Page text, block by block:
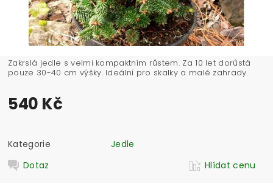
Zakrslá jedle s velmi kompaktním růstem. Za 10 let dorůstá
pouze 30-40 cm výšky. Ideální pro skalky a malé zahrady.
540 Kč
Kategorie
Jedle
Dotaz
Hlídat cenu